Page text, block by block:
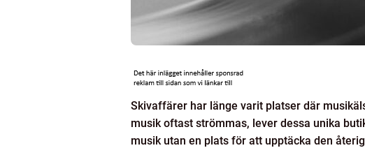
Skivaffärer har länge varit platser där
musik oftast strömmas, lever dessa unika
musik utan en plats för att upptäcka den